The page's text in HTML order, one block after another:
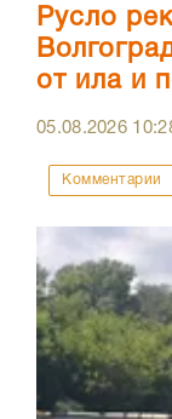
Русло
от ила и
05.08.2026
Комментарии